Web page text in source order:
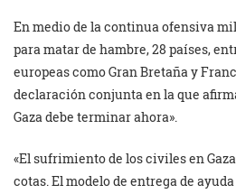
En medio de la continua ofensiva
para matar de hambre, 28 países,
europeas como Gran Bretaña y
declaración conjunta en la que
Gaza debe terminar ahora».
«El sufrimiento de los civiles en
cotas. El modelo de entrega de